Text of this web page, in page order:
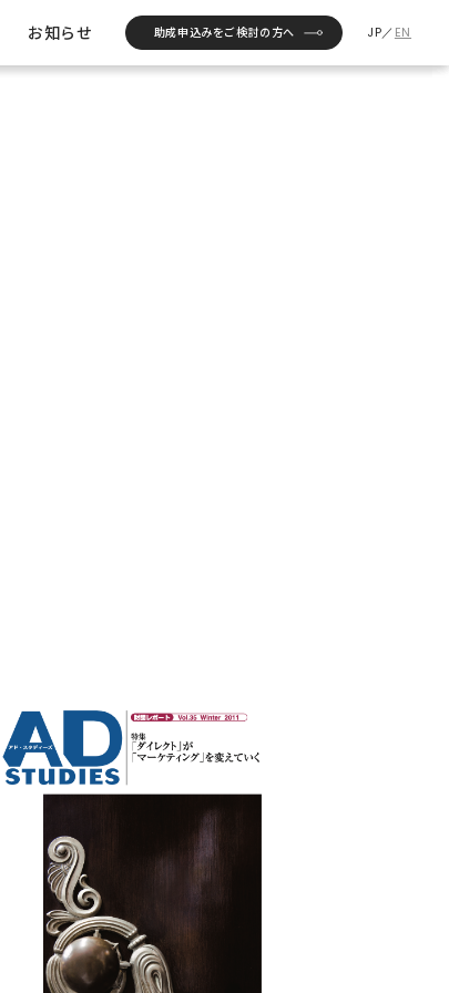
委託研究 助成実績
お知らせ 助成申込みをご検討の方へ JP／ EN